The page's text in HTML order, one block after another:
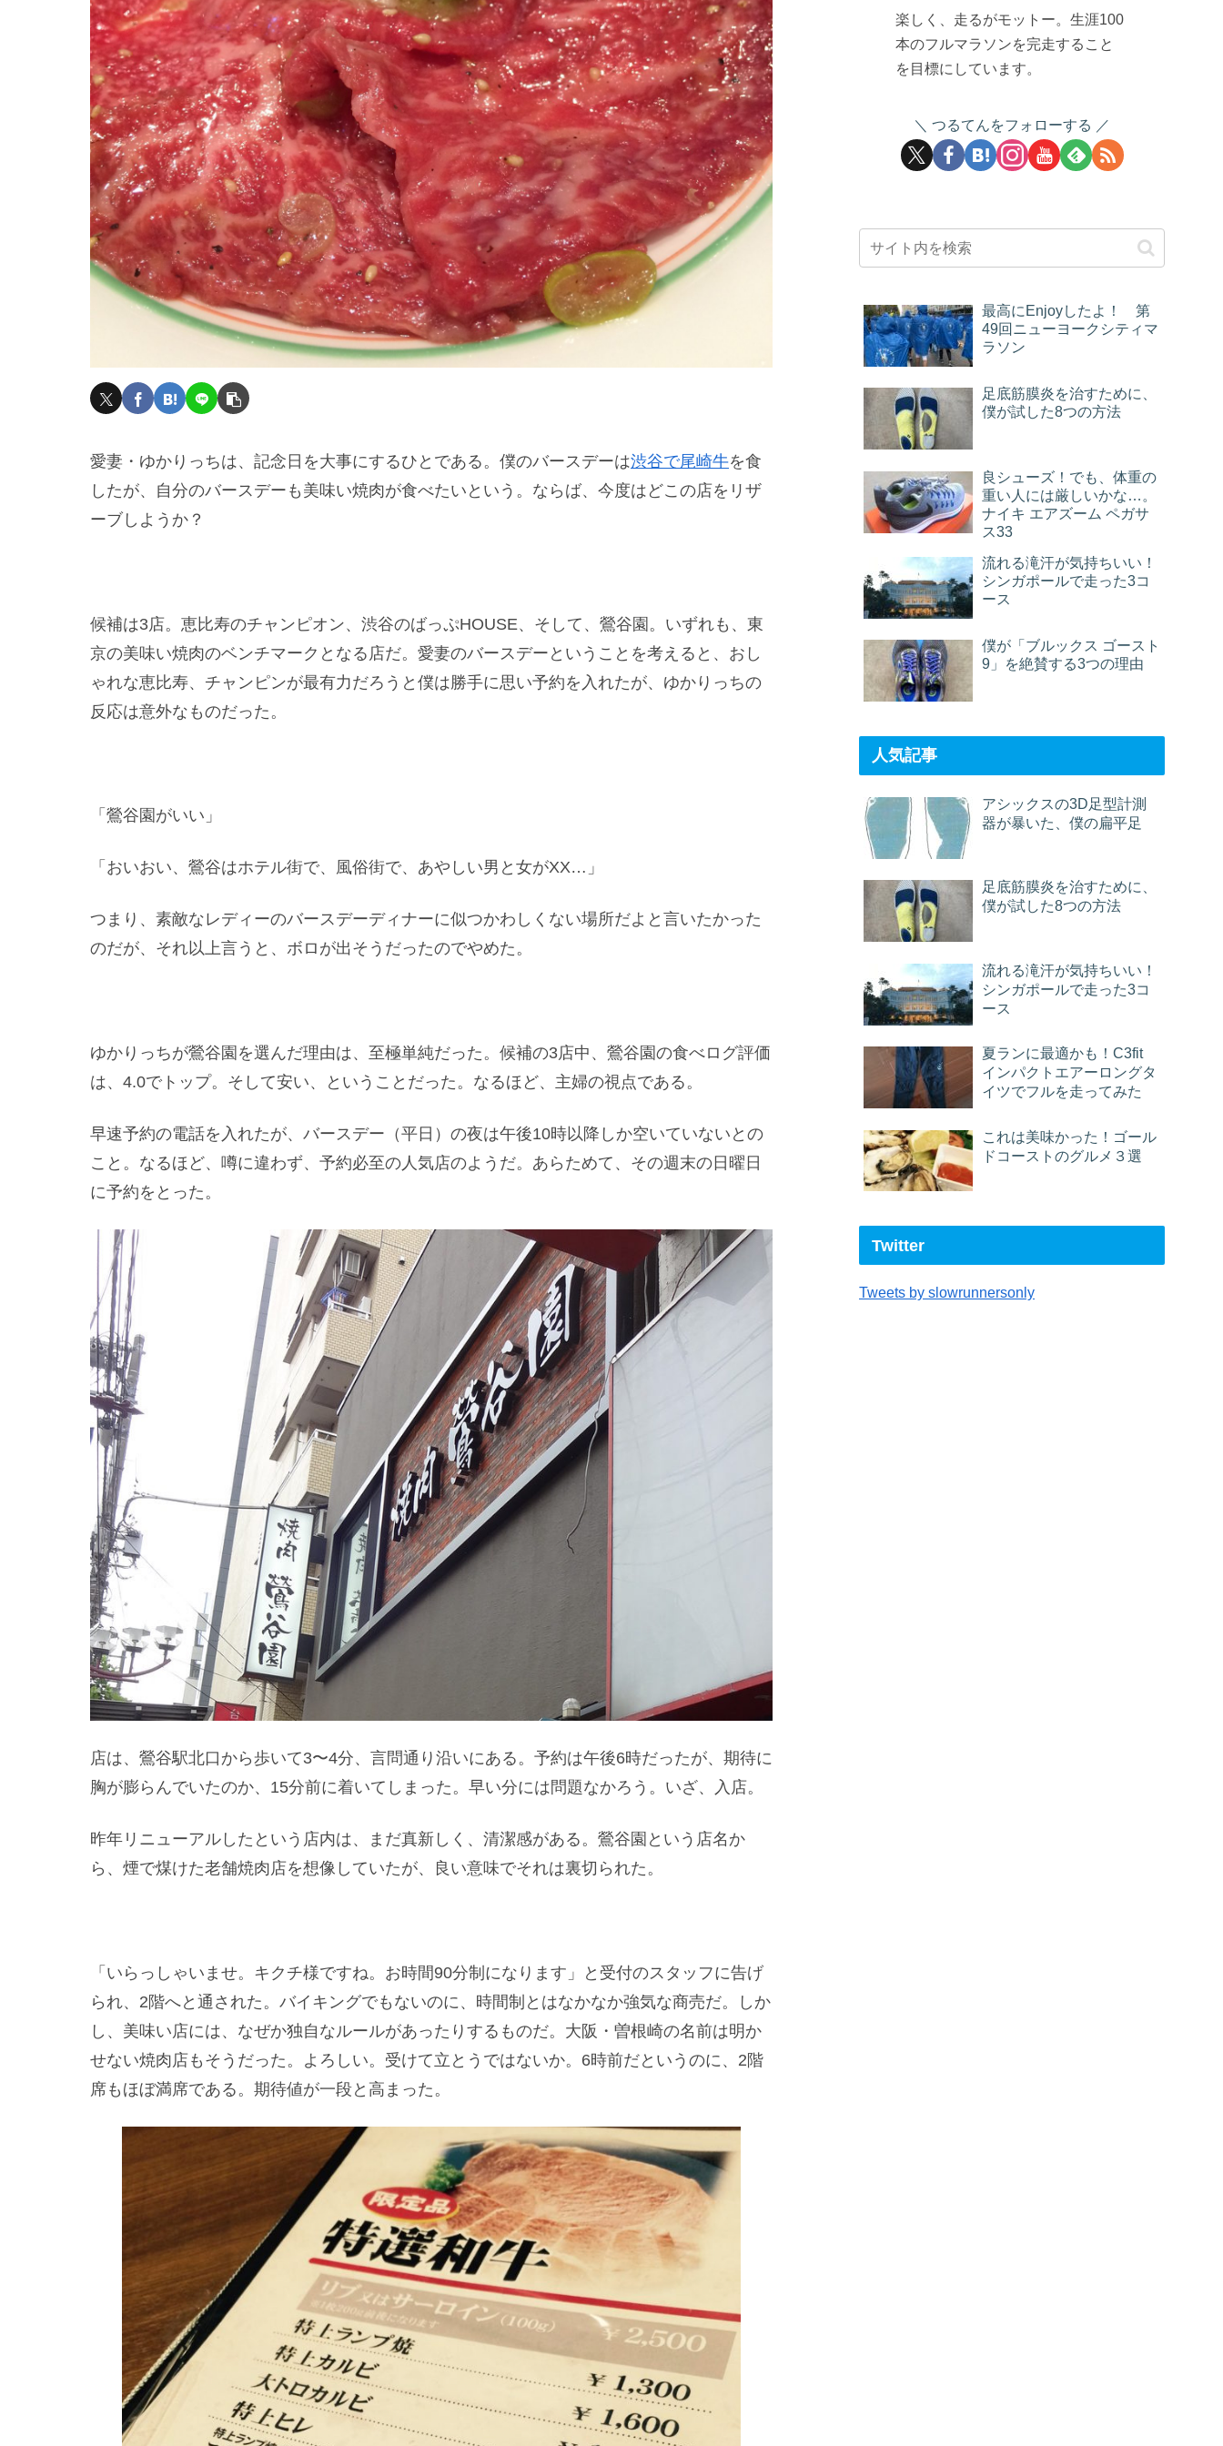
愛妻・ゆかりっちは、記念日を大事にするひとである。僕のバースデーは渋谷で尾崎牛を食
したが、自分のバースデーも美味い焼肉が食べたいという。ならば、今度はどこの店をリザ
ーブしようか？
候補は3店。恵比寿のチャンピオン、渋谷のばっぷHOUSE、そして、鶯谷園。いずれも、東
京の美味い焼肉のベンチマークとなる店だ。愛妻のバースデーということを考えると、おし
ゃれな恵比寿、チャンピンが最有力だろうと僕は勝手に思い予約を入れたが、ゆかりっちの
反応は意外なものだった。
「鶯谷園がいい」
「おいおい、鶯谷はホテル街で、風俗街で、あやしい男と女がXX…」
つまり、素敵なレディーのバースデーディナーに似つかわしくない場所だよと言いたかった
のだが、それ以上言うと、ボロが出そうだったのでやめた。
ゆかりっちが鶯谷園を選んだ理由は、至極単純だった。候補の3店中、鶯谷園の食べログ評価
は、4.0でトップ。そして安い、ということだった。なるほど、主婦の視点である。
早速予約の電話を入れたが、バースデー（平日）の夜は午後10時以降しか空いていないとの
こと。なるほど、噂に違わず、予約必至の人気店のようだ。あらためて、その週末の日曜日
に予約をとった。
店は、鶯谷駅北口から歩いて3〜4分、言問通り沿いにある。予約は午後6時だったが、期待に
胸が膨らんでいたのか、15分前に着いてしまった。早い分には問題なかろう。いざ、入店。
昨年リニューアルしたという店内は、まだ真新しく、清潔感がある。鶯谷園という店名か
ら、煙で煤けた老舗焼肉店を想像していたが、良い意味でそれは裏切られた。
「いらっしゃいませ。キクチ様ですね。お時間90分制になります」と受付のスタッフに告げ
られ、2階へと通された。バイキングでもないのに、時間制とはなかなか強気な商売だ。しか
し、美味い店には、なぜか独自なルールがあったりするものだ。大阪・曽根崎の名前は明か
せない焼肉店もそうだった。よろしい。受けて立とうではないか。6時前だというのに、2階
席もほぼ満席である。期待値が一段と高まった。
楽しく、走るがモットー。生涯100
本のフルマラソンを完走すること
を目標にしています。
つるてんをフォローする
最高にEnjoyしたよ！ 第
49回ニューヨークシティマ
ラソン
足底筋膜炎を治すために、
僕が試した8つの方法
良シューズ！でも、体重の
重い人には厳しいかな…。
ナイキ エアズーム ペガサ
ス33
流れる滝汗が気持ちいい！
シンガポールで走った3コ
ース
僕が「ブルックス ゴースト
9」を絶賛する3つの理由
人気記事
アシックスの3D足型計測
器が暴いた、僕の扁平足
足底筋膜炎を治すために、
僕が試した8つの方法
流れる滝汗が気持ちいい！
シンガポールで走った3コ
ース
夏ランに最適かも！C3fit
インパクトエアーロングタ
イツでフルを走ってみた
これは美味かった！ゴール
ドコーストのグルメ３選
Twitter
Tweets by slowrunnersonly